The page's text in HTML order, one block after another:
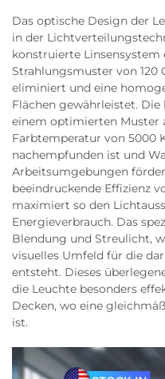
Das optische Design der
in der
konstruierte
Strahlungsmuster von 120
eliminiert und eine
Flächen gewährleistet.
einem optimierten Muster
Farbtemperatur von 5000
nachempfunden ist und
Arbeitsumgebungen
beeindruckende Effizienz
maximiert so den
Energieverbrauch. Das
Blendung und Streulicht,
visuelles Umfeld für die
entsteht. Dieses
die Leuchte besonders
Decken, wo eine
ist.